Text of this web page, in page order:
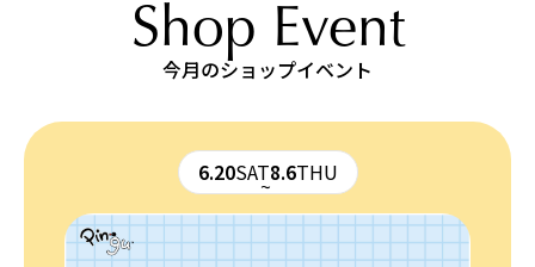
今月のショップイベント
Shop Event
6.20SAT8.6THU